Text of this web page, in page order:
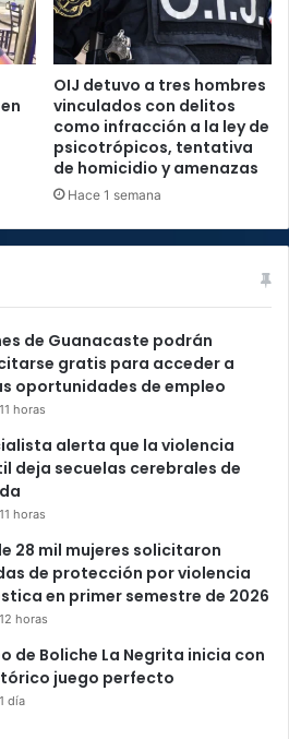
OIJ detuvo a tres hombres
vinculados con delitos
como infracción a la ley de
psicotrópicos, tentativa
de homicidio y amenazas
Hace 1 semana
de Guanacaste podrán
gratis para acceder a
oportunidades de empleo
horas
alerta que la violencia
deja secuelas cerebrales de
horas
28 mil mujeres solicitaron
de protección por violencia
en primer semestre de 2026
horas
de Boliche La Negrita inicia con
juego perfecto
día